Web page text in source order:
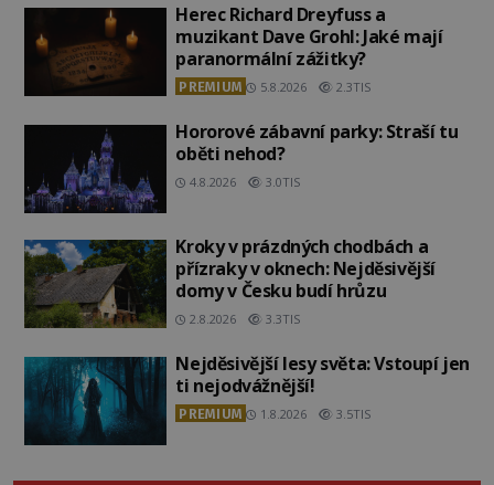
Herec Richard Dreyfuss a
muzikant Dave Grohl: Jaké mají
paranormální zážitky?
PREMIUM 5.8.2026 2.3TIS
Hororové zábavní parky: Straší tu
oběti nehod?
4.8.2026 3.0TIS
Kroky v prázdných chodbách a
přízraky v oknech: Nejděsivější
domy v Česku budí hrůzu
2.8.2026 3.3TIS
Nejděsivější lesy světa: Vstoupí jen
ti nejodvážnější!
PREMIUM 1.8.2026 3.5TIS